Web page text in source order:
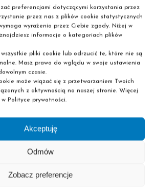
preferencjami dotyczącymi korzystania przez
przez nas z plików cookie statystycznych
wyrażenia przez Ciebie zgody. Niżej w
informacje o kategoriach plików
pliki cookie lub odrzucić te, które nie są
Masz prawo do wglądu w swoje ustawienia
czasie.
może wiązać się z przetwarzaniem Twoich
z aktywnością na naszej stronie. Więcej
Polityce prywatności.
Akceptuję
Odmów
Zobacz preferencje
położony w Polce centralnej
regionem inwestycyjnym, a z jego
wiele firm między innymi
Pascal jest bardzo szeroka i
słuchaczy w każdym wieku, a ich
szybko wejść na rynek pracy lub
Mieszkańcom Piotrkowa
na kierunkach: technik BPH,
czy archiwista. Na lokalnym
są również potrzebni specjaliści –
i finansowych. Zapraszamy do